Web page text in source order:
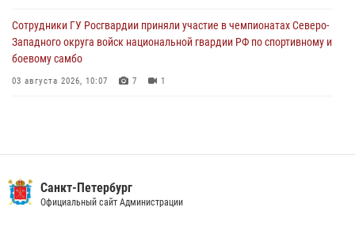
Сотрудники ГУ Росгвардии приняли участие в чемпионатах Северо-
Западного округа войск национальной гвардии РФ по спортивному и
боевому самбо
03 августа 2026, 10:07 7 1
В Красногвардейском районе росгвардейцы задержали хулигана,
угрожавшего мужчине пневматическим пистолетом
Санкт-Петербург
Официальный сайт Администрации